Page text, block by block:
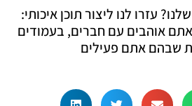
עזרו לנו ליצור תוכן איכותי:
אוהבים עם חברים, בעמודים
שבהם אתם פעילים